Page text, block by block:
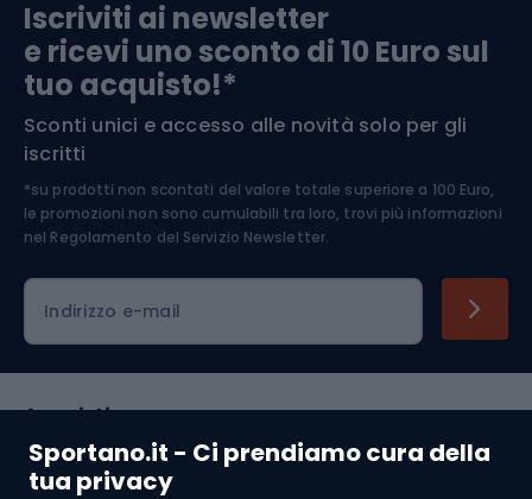
Sportano.it - Ci prendiamo cura della
tua privacy
Arrampicata
Medicina dello sport
Abbigliamento ciclistico
Iscriviti ai newsletter
e ricevi uno sconto di 10 Euro sul
tuo acquisto!*
Sconti unici e accesso alle novità solo per gli
iscritti
*su prodotti non scontati del valore totale superiore a 100 Euro,
le promozioni non sono cumulabili tra loro, trovi più informazioni
nel Regolamento del Servizio Newsletter.
Indirizzo e-mail
Acquisti
Servizio clienti